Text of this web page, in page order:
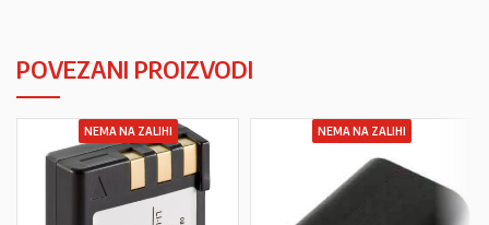
POVEZANI PROIZVODI
NEMA NA ZALIHI NEMA NA ZALIHI